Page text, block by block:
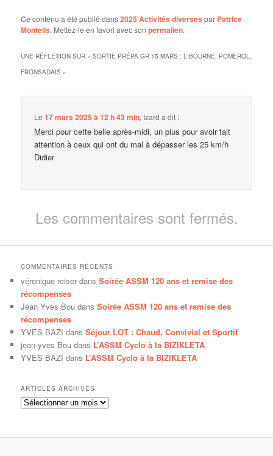
Ce contenu a été publié dans2025 Activités diverses par Patrice
Monteils. Mettez-le en favori avec sonpermalien.
UNE RÉFLEXION SUR «SORTIE PRÉPA GR 15 MARS : LIBOURNE, POMEROL,
FRONSADAIS »
Le17 mars 2025 à 12 h 43 min, Izard a dit :
Merci pour cette belle après-midi, un plus pour avoir fait
attention à ceux qui ont du mal à dépasser les 25 km/h
Didier
Les commentaires sont fermés.
COMMENTAIRES RÉCENTS
véronique reiser dansSoirée ASSM 120 ans et remise des
récompenses
Jean Yves Bou dansSoirée ASSM 120 ans et remise des
récompenses
YVES BAZI dansSéjour LOT : Chaud, Convivial et Sportif
jean-yves Bou dans L’ASSM Cyclo à la BIZIKLETA
YVES BAZI dans L’ASSM Cyclo à la BIZIKLETA
ARTICLES ARCHIVÉS
Articles